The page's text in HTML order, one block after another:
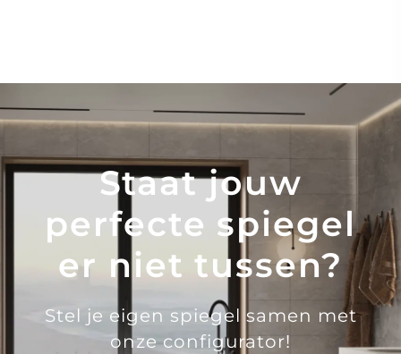
Staat jouw
perfecte spiegel
er niet tussen?
Stel je eigen spiegel samen met
onze configurator!